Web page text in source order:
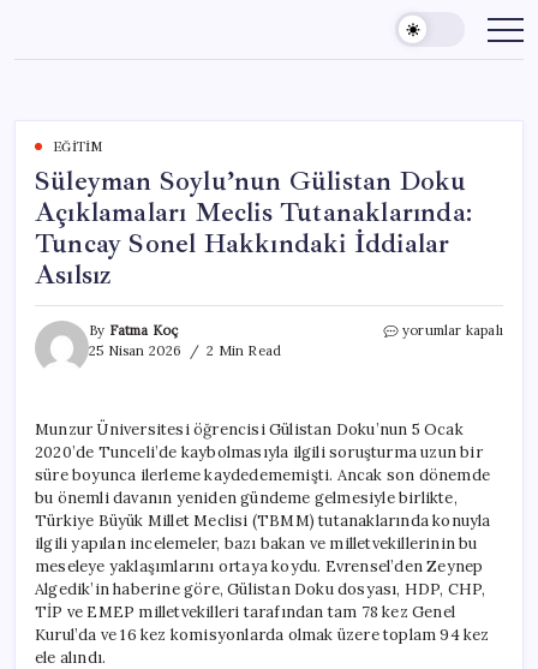
content
EĞITIM
Süleyman Soylu’nun Gülistan Doku
Açıklamaları Meclis Tutanaklarında:
Tuncay Sonel Hakkındaki İddialar
Asılsız
By Fatma Koç
25 Nisan 2026
2 Min Read
Süleyman
Meclis
Tutanaklarında:
Tuncay
Sonel
Hakkındaki
İddialar
Asılsız
için
yorumlar kapalı
Munzur Üniversitesi öğrencisi Gülistan Doku’nun 5 Ocak
2020’de Tunceli’de kaybolmasıyla ilgili soruşturma uzun bir
süre boyunca ilerleme kaydedememişti. Ancak son dönemde
bu önemli davanın yeniden gündeme gelmesiyle birlikte,
Türkiye Büyük Millet Meclisi (TBMM) tutanaklarında konuyla
ilgili yapılan incelemeler, bazı bakan ve milletvekillerinin bu
meseleye yaklaşımlarını ortaya koydu. Evrensel’den Zeynep
Algedik’in haberine göre, Gülistan Doku dosyası, HDP, CHP,
TİP ve EMEP milletvekilleri tarafından tam 78 kez Genel
Kurul’da ve 16 kez komisyonlarda olmak üzere toplam 94 kez
ele alındı.